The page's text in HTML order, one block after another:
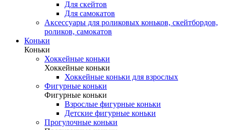
Для скейтов
Для самокатов
Аксессуары для роликовых коньков, скейтбордов,
роликов, самокатов
Коньки
Коньки
Хоккейные коньки
Хоккейные коньки
Хоккейные коньки для взрослых
Фигурные коньки
Фигурные коньки
Взрослые фигурные коньки
Детские фигурные коньки
Прогулочные коньки